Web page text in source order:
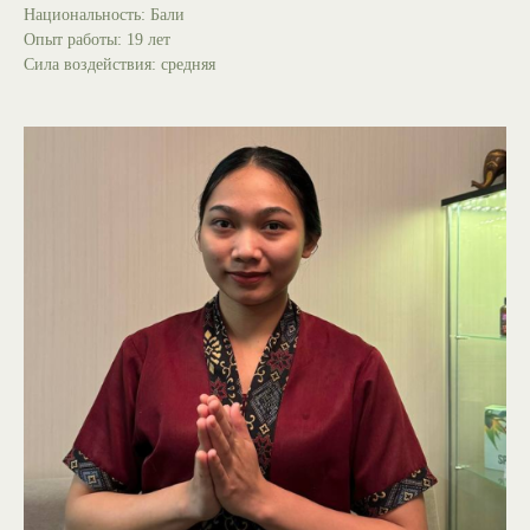
Национальность: Бали
Опыт работы: 19 лет
Сила воздействия: средняя